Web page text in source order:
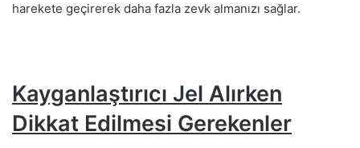
harekete geçirerek daha fazla zevk almanızı sağlar.
Kayganlaştırıcı Jel Alırken
Dikkat Edilmesi Gerekenler